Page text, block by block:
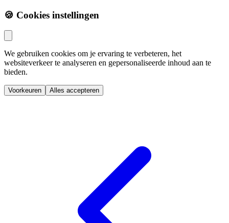
🍪 Cookies instellingen
We gebruiken cookies om je ervaring te verbeteren, het
websiteverkeer te analyseren en gepersonaliseerde inhoud aan te
bieden.
Voorkeuren Alles accepteren